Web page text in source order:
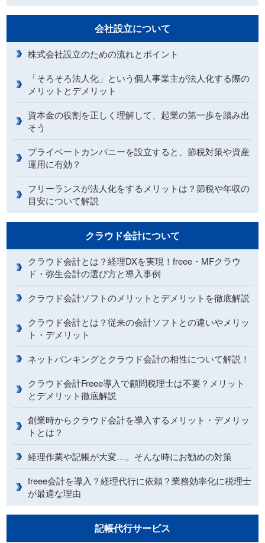
会社設立について
株式会社設立のための流れとポイント
「そろそろ法人化」という個人事業主が法人化する際の
メリットとデメリット
資本金の役割を正しく理解して、起業の第一歩を踏み出
そう
プライベートカンパニーを設立すると、節税対策や資産
運用に有効？
フリーランスが法人化をするメリットは？節税や年収の
目安について解説
クラウド会計について
クラウド会計とは？経理DXを実現！freee・MFクラウ
ド・弥生会計の選び方と導入事例
クラウド会計ソフトのメリットとデメリットを徹底解説
クラウド会計とは？従来の会計ソフトとの違いやメリッ
ト・デメリット
ネットバンキングとクラウド会計の相性について解説！
クラウド会計Freee導入で顧問税理士は不要？メリット
とデメリット徹底解説
創業時からクラウド会計を導入するメリット・デメリッ
トとは？
経理作業や記帳が大変…。そんな時にお勧めの対策
freee会計を導入？経理代行に依頼？業務効率化に税理士
が最適な理由
記帳代行サービス